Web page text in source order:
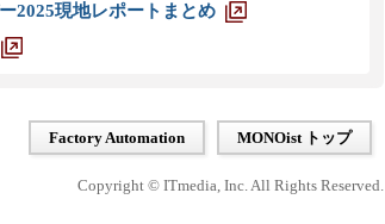
2025現地レポートまとめ
Factory Automation MONOist トップ
Copyright © ITmedia, Inc. All Rights Reserved.